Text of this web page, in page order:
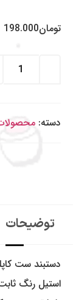
تومان198.000
دسته:
توضیحات
دستبند ست
استیل رنگ
سفارشات طبق
همچین برای
آی